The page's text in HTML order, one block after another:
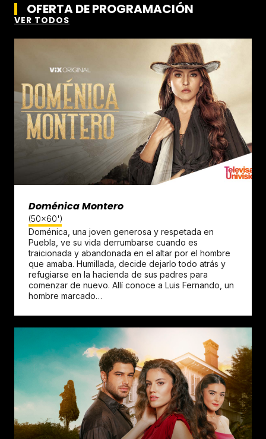
OFERTA DE PROGRAMACIÓN
VER TODOS
Doménica Montero
(50x60')
Doménica, una joven generosa y respetada en
Puebla, ve su vida derrumbarse cuando es
traicionada y abandonada en el altar por el hombre
que amaba. Humillada, decide dejarlo todo atrás y
refugiarse en la hacienda de sus padres para
comenzar de nuevo. Allí conoce a Luis Fernando, un
hombre marcado…